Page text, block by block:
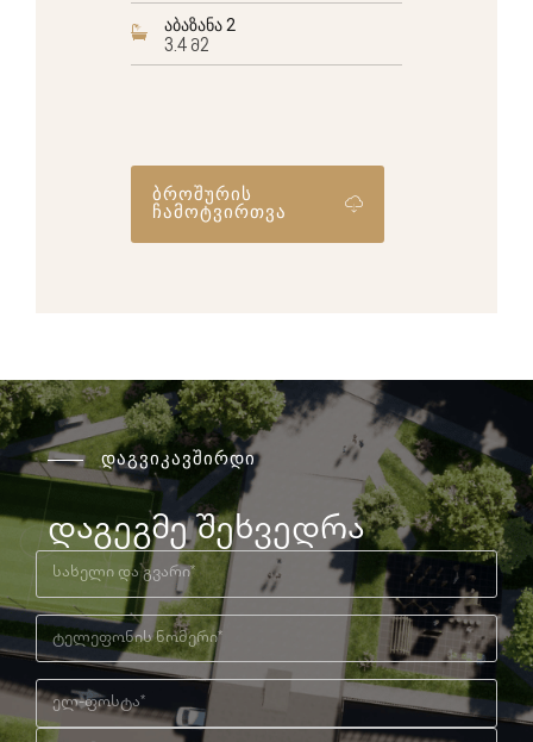
აბაზანა 2
3.4 მ2
ბროშურის
ჩამოტვირთვა
დაგვიკავშირდი
დაგეგმე შეხვედრა